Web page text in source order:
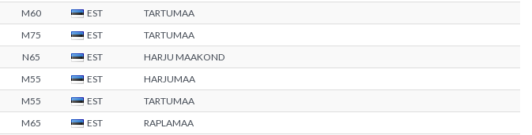
M60 EST
TARTUMAA
M75 EST
TARTUMAA
N65 EST
HARJU MAAKOND
M55 EST
HARJUMAA
M55 EST
TARTUMAA
M65 EST
RAPLAMAA